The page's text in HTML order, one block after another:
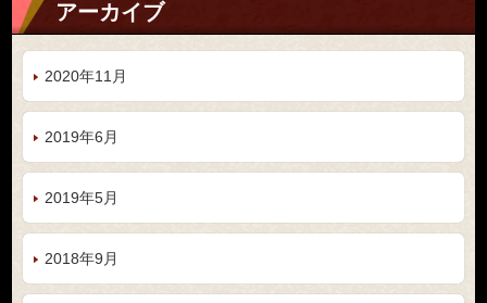
アーカイブ
2020年11月
2019年6月
2019年5月
2018年9月